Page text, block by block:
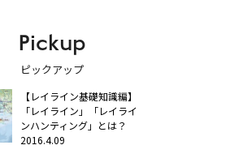
Pickup
ピックアップ
【レイライン基礎知識編】
「レイライン」「レイライ
ンハンティング」とは？
2016.4.09